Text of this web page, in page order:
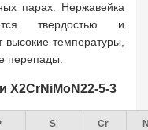
парах. Нержавейка
твердостью и
высокие температуры,
перепады.
X2CrNiMoN22-5-3
S Cr